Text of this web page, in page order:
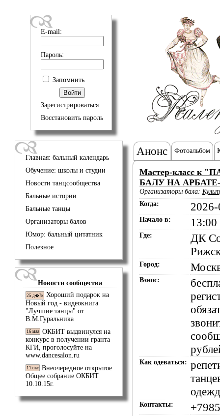
E-mail:
Пароль:
Запомнить
Зарегистрироваться
Восстановить пароль
Главная: бальный календарь
Обучение: школы и студии
Новости танцсообщества
Бальные истории
Бальные танцы
Организаторы балов
Юмор: бальный цитатник
Полезное
Новости сообщества
25 д�?к Хороший подарок на
Новый год - видеокнига
"Лучшие танцы" от
В.М.Гуральника
16 мая ОКБИТ выдвинулся на
конкурс в получении гранта
КГИ, проголосуйте на
www.dancesalon.ru
11 окт Внеочередное открытое
Общее собрание ОКБИТ
10.10.15г.
Анонс Фотоальбом
Мастер-класс к
БАЛУ НА АРБАТЕ-
Организаторы бала:
Когда:
Начало в: 13:00
Где:
ДК
Город:
Взнос:
Как одеваться:
Контакты: